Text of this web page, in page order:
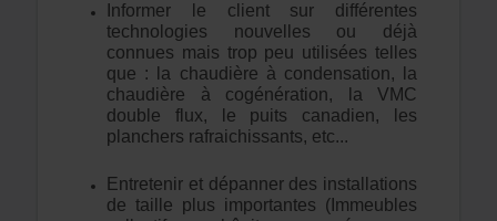
Informer le client sur différentes
technologies nouvelles ou déjà
connues mais trop peu utilisées telles
que : la chaudière à condensation, la
chaudière à cogénération, la VMC
double flux, le puits canadien, les
planchers rafraichissants, etc...
Entretenir et dépanner des installations
de taille plus importantes (Immeubles